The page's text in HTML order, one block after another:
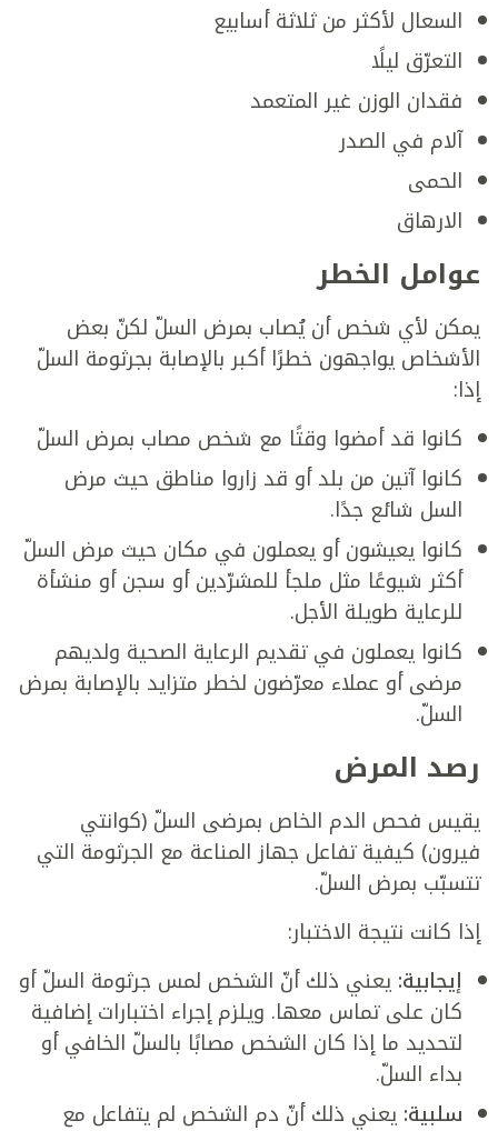
السعال لأكثر من ثلاثة أسابيع
التعرّق ليلًا
فقدان الوزن غير المتعمد
آلام في الصدر
الحمى
الارهاق
عوامل الخطر
يمكن لأي شخص أن يُصاب بمرض السلّ لكنّ بعض
الأشخاص يواجهون خطرًا أكبر بالإصابة بجرثومة السلّ
إذا:
كانوا قد أمضوا وقتًا مع شخص مصاب بمرض السلّ
كانوا آتين من بلد أو قد زاروا مناطق حيث مرض
السل شائع جدًا.
كانوا يعيشون أو يعملون في مكان حيث مرض السلّ
أكثر شيوعًا مثل ملجأ للمشرّدين أو سجن أو منشأة
للرعاية طويلة الأجل.
كانوا يعملون في تقديم الرعاية الصحية ولديهم
مرضى أو عملاء معرّضون لخطر متزايد بالإصابة بمرض
السلّ.
رصد المرض
يقيس فحص الدم الخاص بمرضى السلّ (كوانتي
فيرون) كيفية تفاعل جهاز المناعة مع الجرثومة التي
تتسبّب بمرض السلّ.
إذا كانت نتيجة الاختبار:
إيجابية: يعني ذلك أنّ الشخص لمس جرثومة السلّ أو
كان على تماس معها. ويلزم إجراء اختبارات إضافية
لتحديد ما إذا كان الشخص مصابًا بالسلّ الخافي أو
بداء السلّ.
سلبية: يعني ذلك أنّ دم الشخص لم يتفاعل مع